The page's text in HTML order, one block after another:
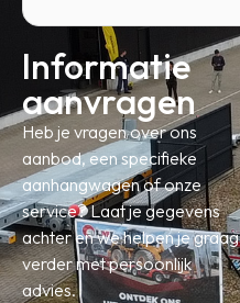
Informatie
aanvragen
Heb je vragen over ons
aanbod, een specifieke
aanhangwagen of onze
service? Laat je gegevens
achter en we helpen je graag
verder met persoonlijk
advies.